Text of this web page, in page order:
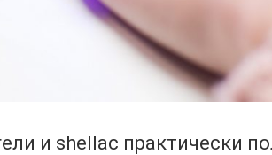
и shellac практически